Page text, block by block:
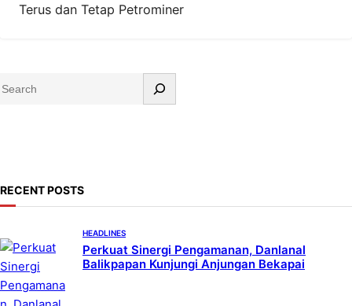
Terus dan Tetap Petrominer
S
h
RECENT POSTS
HEADLINES
Perkuat Sinergi Pengamanan, Danlanal
Balikpapan Kunjungi Anjungan Bekapai